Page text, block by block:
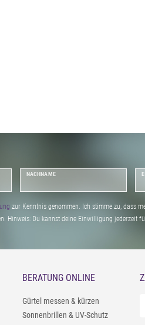
NACHNAME
zur Kenntnis genommen. Ich stimme zu, dass
Hinweis: Du kannst deine Einwilligung jederzeit
BERATUNG ONLINE
Gürtel messen & kürzen
Sonnenbrillen & UV-Schutz